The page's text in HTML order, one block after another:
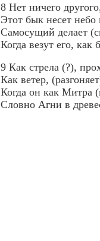
8 Нет ничего
Этот бык несет
Самосущий делает
Когда везут его,
9 Как стрела (?),
Как ветер,
Когда он как Митра
Словно Агни в